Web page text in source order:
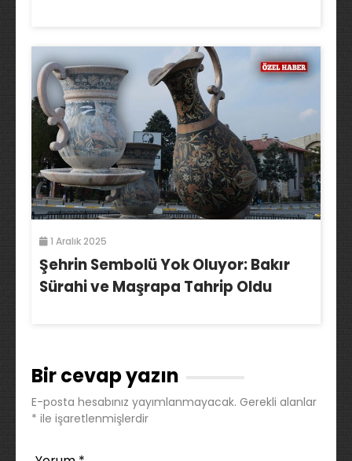
1 Aralık 2025
Şehrin Sembolü Yok Oluyor: Bakır
Sürahi ve Maşrapa Tahrip Oldu
Bir cevap yazın
E-posta hesabınız yayımlanmayacak. Gerekli alanlar
* ile işaretlenmişlerdir